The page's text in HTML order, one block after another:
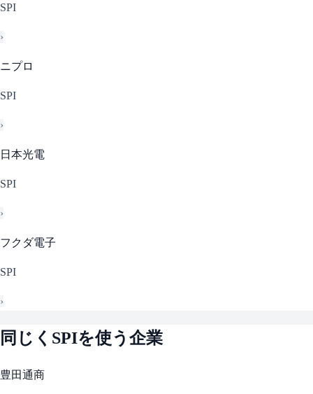
SPI
›
ニプロ
SPI
›
日本光電
SPI
›
フクダ電子
SPI
›
同じく SPIを使う企業
豊田通商